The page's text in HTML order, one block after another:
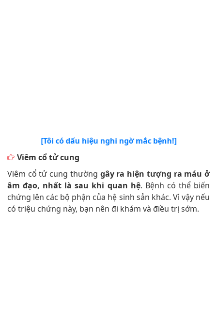
[Tôi có dấu hiệu nghi ngờ mắc bệnh!]
Viêm cổ tử cung
Viêm cổ tử cung thường gây ra hiện tượng ra máu ở
âm đạo, nhất là sau khi quan hệ. Bệnh có thể biến
chứng lên các bộ phận của hệ sinh sản khác. Vì vậy nếu
có triệu chứng này, bạn nên đi khám và điều trị sớm.